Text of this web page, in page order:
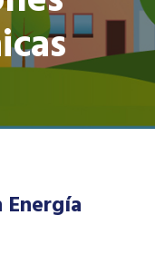
Energía